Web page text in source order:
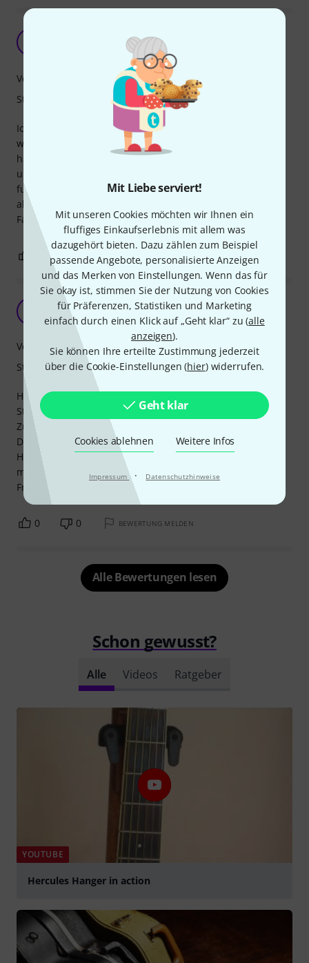
Mit Liebe serviert!
Mit unseren Cookies möchten wir Ihnen ein
fluffiges Einkaufserlebnis mit allem was
dazugehört bieten. Dazu zählen zum Beispiel
passende Angebote, personalisierte Anzeigen
und das Merken von Einstellungen. Wenn das für
Sie okay ist, stimmen Sie der Nutzung von Cookies
für Präferenzen, Statistiken und Marketing
einfach durch einen Klick auf „Geht klar“ zu (alle
anzeigen).
Sie können Ihre erteilte Zustimmung jederzeit
über die Cookie-Einstellungen (hier) widerrufen.
Geht klar
Cookies ablehnen Weitere Infos
Impressum · Datenschutzhinweise
Sehr gut für Akustik-Gitarren mit breitem Hals
drmedblues 15.01.2021
Ich habe endlich meine Gitarren an die Wand nageln
wollen. Gut, dass ich verschiedene Wandhalter gekauft
habe. Dieser hier ist sehr gut, weil man ihn auf
unteschiedliche Halsbreiten eistellen kann. Die Halterung
funktioniert einwandfrei, hält aber aus meiner Sicht nur
akustische Gitarren aus, die elektrischen sind zu schwer.
Fazit: Ein gute Wahl für akustische Gitarren.
Verarbeitung
Stabilität
0 BEWERTUNG MELDEN
Frank Lobach 13.01.2021
Halterungen selbst sind in Ordnung; habe insgesamt 9
Stück im Einsatz.
Zu verbessern wäre die Wandbefestigung (Schrauben und
Dübel); die mitgeschickten sind für Leichtbauwände /
Hohlwände ungeeignet.
mfg
Frank Lobach
Verarbeitung
Stabilität
0 0 BEWERTUNG MELDEN
Alle Bewertungen lesen
Schon gewusst?
Alle Videos Ratgeber
YOUTUBE
Hercules Hanger in action